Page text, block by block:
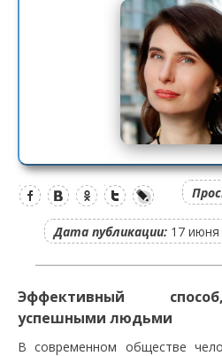
Дата публикации: 17 июня
Эффективный
успешными людьми
В современном обществе